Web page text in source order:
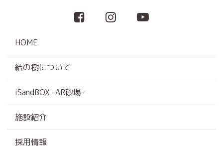
HOME
結の樹について
iSandBOX -AR砂場-
施設紹介
採用情報